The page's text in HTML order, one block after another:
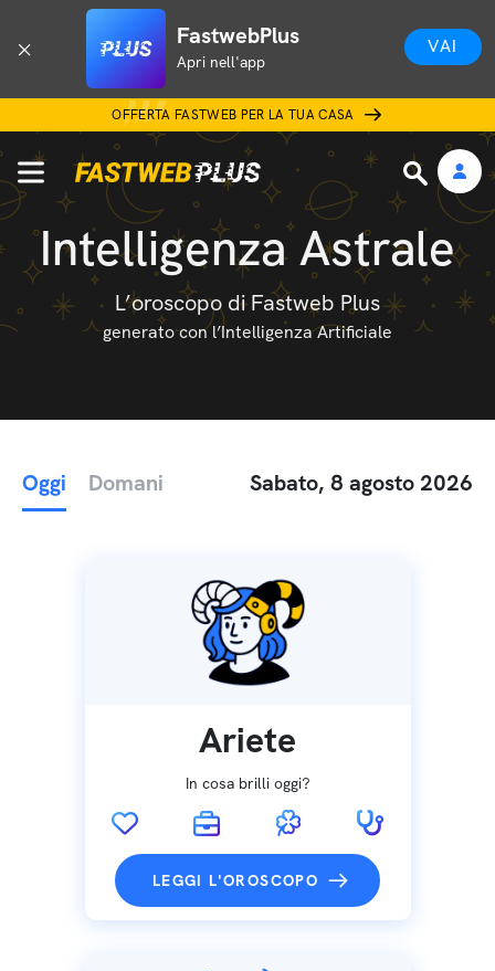
FastwebPlus
Apri nell'app
VAI
OFFERTA FASTWEB PER LA TUA CASA
Intelligenza Astrale
L’oroscopo di Fastweb Plus
generato con l’Intelligenza Artificiale
Oggi Domani Sabato, 8 agosto 2026
Ariete
In cosa brilli oggi?
LEGGI L'OROSCOPO